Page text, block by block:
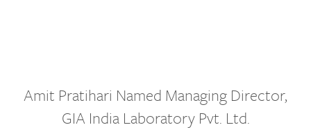
Amit Pratihari Named Managing Director,
GIA India Laboratory Pvt. Ltd.